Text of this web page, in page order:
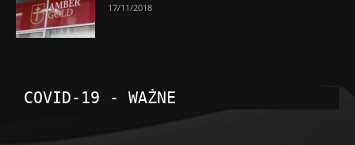
17/11/2018
COVID-19 - WAŻNE